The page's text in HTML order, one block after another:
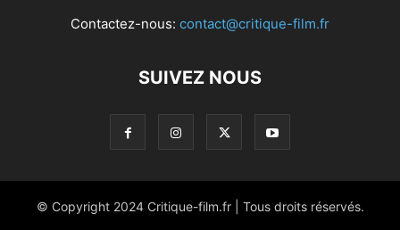
Contactez-nous: contact@critique-film.fr
SUIVEZ NOUS
© Copyright 2024 Critique-film.fr | Tous droits réservés.